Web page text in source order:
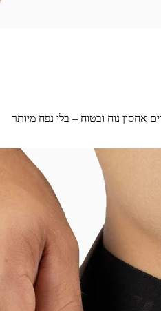
אחסון נוח ובטוח – בלי נפח מיותר